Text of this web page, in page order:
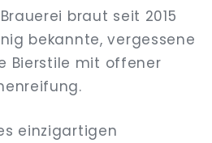
braut seit 2015
bekannte, vergessene
Bierstile mit offener
einzigartigen